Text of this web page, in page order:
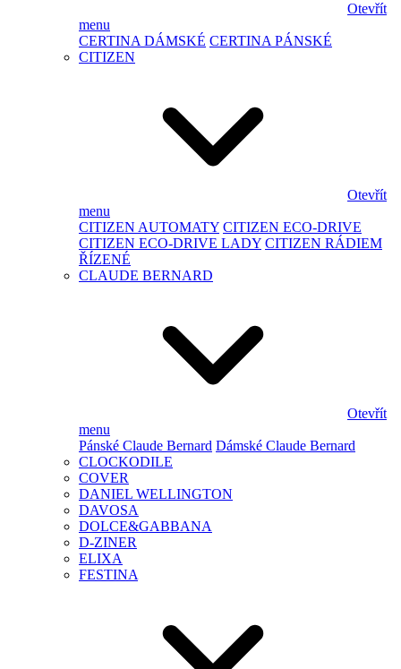
Otevřít
menu
CERTINA DÁMSKÉ CERTINA PÁNSKÉ
CITIZEN
Otevřít
menu
CITIZEN AUTOMATY CITIZEN ECO-DRIVE
CITIZEN ECO-DRIVE LADY CITIZEN RÁDIEM
ŘÍZENÉ
CLAUDE BERNARD
Otevřít
menu
Pánské Claude Bernard Dámské Claude Bernard
CLOCKODILE
COVER
DANIEL WELLINGTON
DAVOSA
DOLCE&GABBANA
D-ZINER
ELIXA
FESTINA